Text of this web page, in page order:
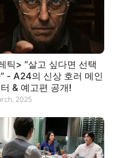
틱> “살고 싶다면 선택
- A24의 신상 호러 메인
& 예고편 공개!
2025